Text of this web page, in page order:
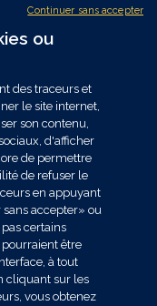
ou
des traceurs et
le site internet,
son contenu,
d'afficher
de permettre
de refuser le
en appuyant
accepter» ou
pas certains
être
à tout
cliquant sur les
vous obtenez
Continuer sans accepter